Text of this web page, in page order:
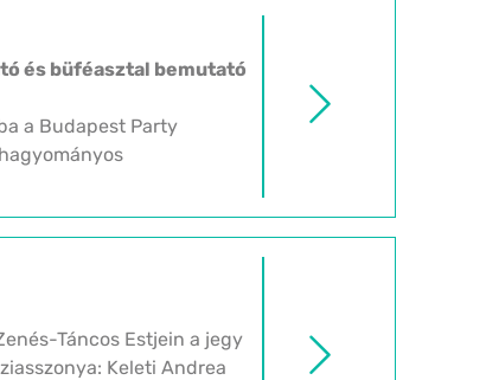
és büféasztal bemutató
a Budapest Party
Táncos Estjein a jegy
Keleti Andrea